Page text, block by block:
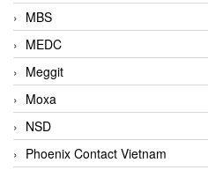
MBS
MEDC
Meggit
Moxa
NSD
Phoenix Contact Vietnam